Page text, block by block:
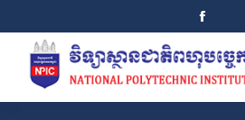
in
new